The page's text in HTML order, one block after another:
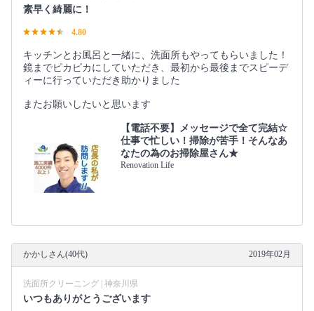
素早く綺麗に！
4.80
キッチンとお風呂と一緒に、洗面所もやってもらいました！
鏡までピカピカにしていただき、最初から最後までスピーデ
ィーに行っていただき助かりました
またお願いしたいと思います
【電話不要】メッセージで全て完結☆
仕事で忙しい！掃除が苦手！そんなあ
なたの為のお掃除屋さん★
Renovation Life
かかしさん(40代) 2019年02月
洗面所クリーニング | 神奈川県
いつもありがとうございます